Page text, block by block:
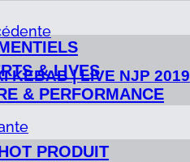
& LIVES
& PERFORMANCE
PRODUIT
KEBAB | LIVE NJP 2019